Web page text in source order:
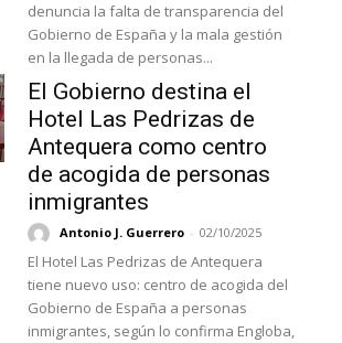
denuncia la falta de transparencia del
Gobierno de España y la mala gestión
en la llegada de personas...
El Gobierno destina el
Hotel Las Pedrizas de
Antequera como centro
de acogida de personas
inmigrantes
Antonio J. Guerrero - 02/10/2025
El Hotel Las Pedrizas de Antequera
tiene nuevo uso: centro de acogida del
Gobierno de España a personas
inmigrantes, según lo confirma Engloba,